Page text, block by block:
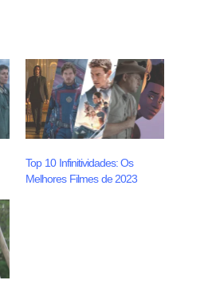
Top 10 Infinitividades: Os
Melhores Filmes de 2023